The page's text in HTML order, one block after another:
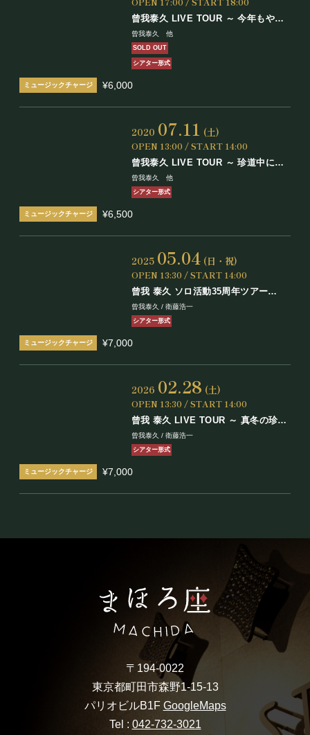
曾我泰久 LIVE TOUR ～ 今年もやは
り珍道中！～秋
曾我泰久 他
SOLD OUT
シアター形式
¥6,000
2020 07.11 (土)
OPEN 13:00 / START 14:00
曾我泰久 LIVE TOUR ～ 珍道中にも
夏が来た！
曾我泰久 他
シアター形式
¥6,500
2025 05.04 (日・祝)
OPEN 13:30 / START 14:00
曾我 泰久 ソロ活動35周年ツアー
～珍道中にも春が来た！
曾我泰久 / 衛藤浩一
シアター形式
¥7,000
2026 02.28 (土)
OPEN 13:30 / START 14:00
曾我 泰久 LIVE TOUR ～ 真冬の珍道
中！
曾我泰久 / 衛藤浩一
シアター形式
¥7,000
〒194-0022
東京都町田市森野1-15-13
パリオビルB1F GoogleMaps
Tel : 042-732-3021